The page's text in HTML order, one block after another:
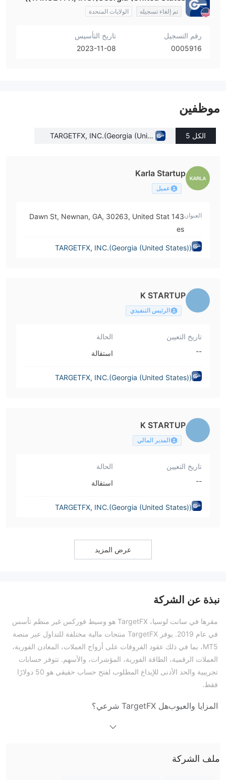
تم إلغاء تسجيله الولايات المتحدة
رقم التسجيل
0005916
تاريخ التأسيس
2023-11-08
موظفين
الكل 5
TARGETFX, INC.(Georgia (Unite
Karla Startup
عميل
العنوان
143 Dawn St, Newnan, GA, 30263, United Stat
es
TARGETFX, INC.(Georgia (United States))
K STARTUP
الرئيس التنفيذي
تاريخ التعيين
--
الحالة
استقالة
TARGETFX, INC.(Georgia (United States))
K STARTUP
المدير المالي
تاريخ التعيين
--
الحالة
استقالة
TARGETFX, INC.(Georgia (United States))
عرض المزيد
نبذة عن الشركة
مقرها في سانت لوسيا، TargetFX هو وسيط فوركس غير منظم تأسس
في عام 2019. يوفر TargetFX منتجات مالية مختلفة للتداول عبر منصة
MT5، بما في ذلك عقود الفروقات على أزواج العملات، المعادن الفورية،
العملات الرقمية، الطاقة الفورية، المؤشرات، والأسهم. تتوفر حسابات
تجريبية والحد الأدنى للإيداع المطلوب لفتح حساب حقيقي هو 50 دولارًا
فقط.
المزايا والعيوبهل TargetFX شرعي؟
ما يمكنني التداول به على TargetFX؟
ملف الشركة